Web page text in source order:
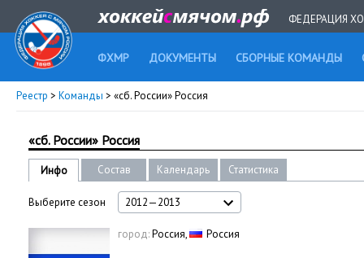
ФЕДЕРАЦИЯ
ФХМР ДОКУМЕНТЫ СБОРНЫЕ КОМАНДЫ
Реестр > Команды > «сб. России» Россия
«сб. России» Россия
Инфо Состав Календарь Статистика
Выберите сезон 2012—2013
город:Россия, Россия